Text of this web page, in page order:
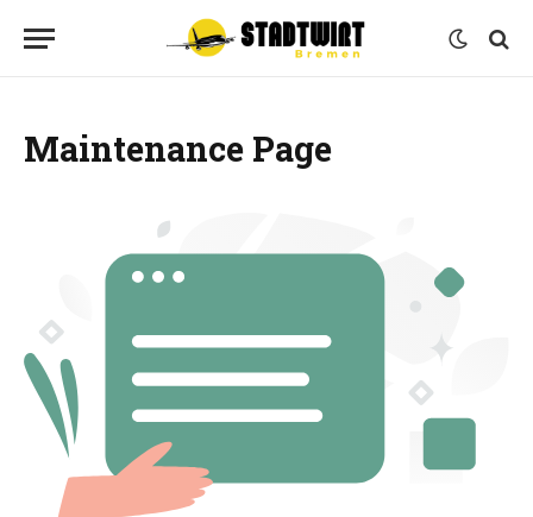
Maintenance Page